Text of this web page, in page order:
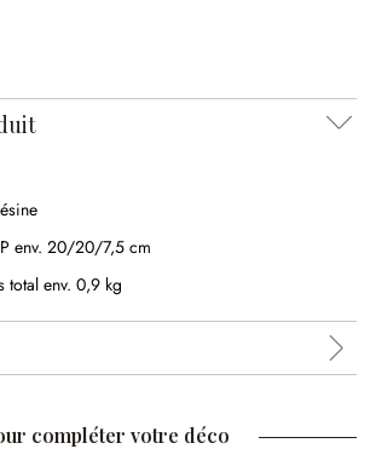
env. 20/20/7,5 cm
total env. 0,9 kg
compléter votre déco